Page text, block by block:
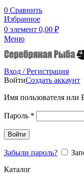
0 Сравнить
Избранное
0 элемент 0,00 ₽
Меню
Вход / Регистрация
ВойтиСоздать аккаунт
Имя пользователя или
Пароль *
Войти
Забыли пароль?
Каталог